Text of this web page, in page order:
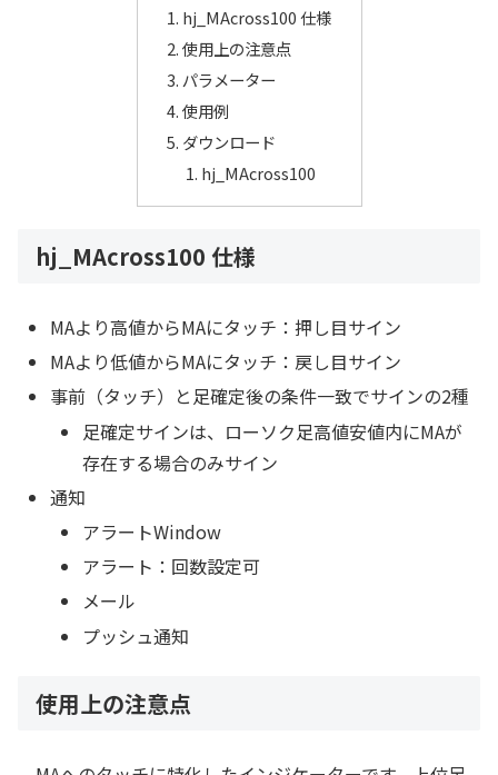
hj_MAcross100 仕様
使用上の注意点
パラメーター
使用例
ダウンロード
hj_MAcross100
hj_MAcross100 仕様
MAより高値からMAにタッチ：押し目サイン
MAより低値からMAにタッチ：戻し目サイン
事前（タッチ）と足確定後の条件一致でサインの2種
足確定サインは、ローソク足高値安値内にMAが
存在する場合のみサイン
通知
アラートWindow
アラート：回数設定可
メール
プッシュ通知
使用上の注意点